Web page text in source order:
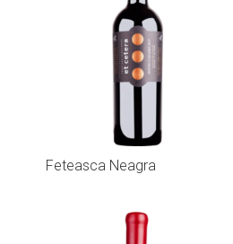
Feteasca Neagra